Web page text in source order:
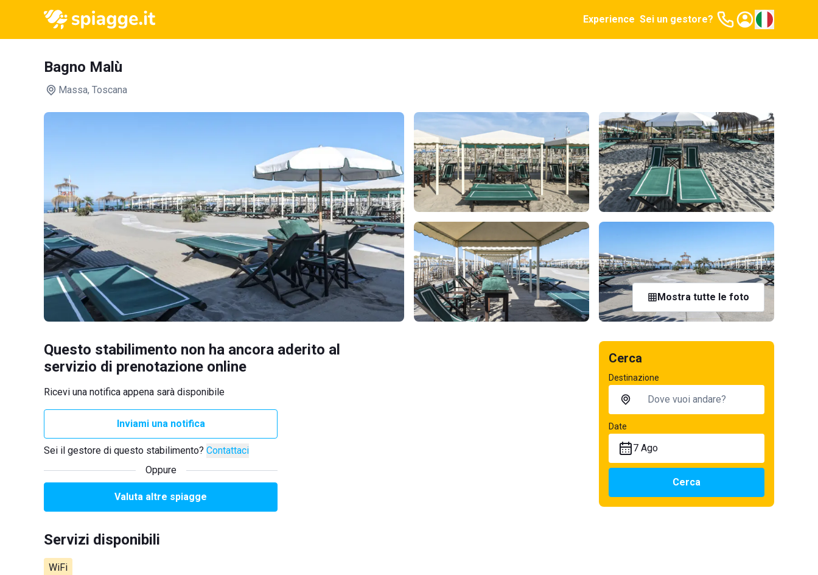
Experience Sei un gestore?
Bagno Malù
Massa, Toscana
Mostra tutte le foto
Questo stabilimento non ha ancora aderito al
servizio di prenotazione online
Ricevi una notifica appena sarà disponibile
Inviami una notifica
Sei il gestore di questo stabilimento? Contattaci
Oppure
Valuta altre spiagge
Servizi disponibili
WiFi
Cerca
Destinazione
Date
7 Ago
Cerca